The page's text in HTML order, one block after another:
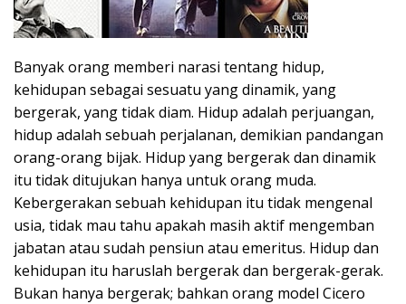
Banyak orang memberi narasi tentang hidup,
kehidupan sebagai sesuatu yang dinamik, yang
bergerak, yang tidak diam. Hidup adalah perjuangan,
hidup adalah sebuah perjalanan, demikian pandangan
orang-orang bijak. Hidup yang bergerak dan dinamik
itu tidak ditujukan hanya untuk orang muda.
Kebergerakan sebuah kehidupan itu tidak mengenal
usia, tidak mau tahu apakah masih aktif mengemban
jabatan atau sudah pensiun atau emeritus. Hidup dan
kehidupan itu haruslah bergerak dan bergerak-gerak.
Bukan hanya bergerak; bahkan orang model Cicero